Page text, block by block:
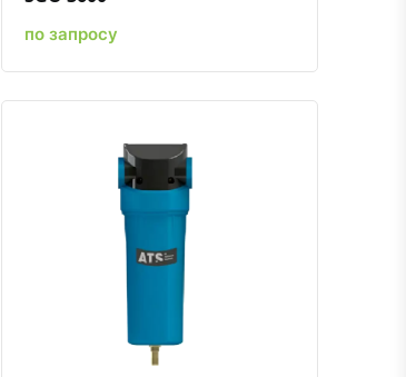
по запросу
Быстрый просмотрДобавить к сравнению